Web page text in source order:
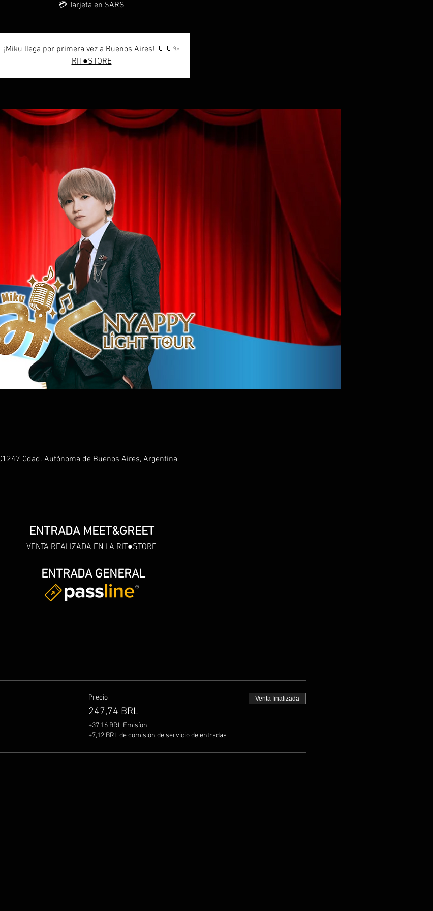
💳 Tarjeta en $ARS
¡Miku llega por primera vez a Buenos Aires! 🇨🇴✨
RIT●STORE
Cdad. Autónoma de Buenos Aires, Argentina
ENTRADA MEET&GREET
VENTA REALIZADA EN LA RIT●STORE
ENTRADA GENERAL
Precio
247,74 BRL
+37,16 BRL Emisíon
+7,12 BRL de comisión de servicio de entradas
Venta finalizada